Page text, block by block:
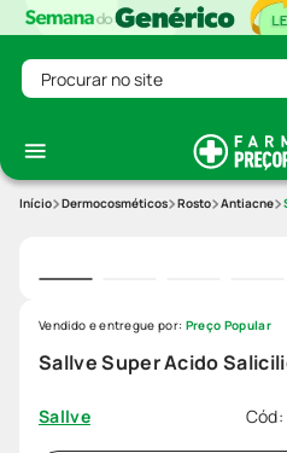
Procurar no site
Dermocosméticos Rosto Antiacne
Sallve Super Acido
Sallve Cód:
Vendido e entregue por: Preço Popular